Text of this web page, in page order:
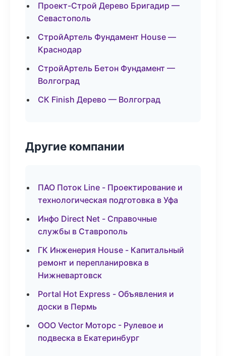
Проект-Строй Дерево Бригадир —
Севастополь
СтройАртель Фундамент House —
Краснодар
СтройАртель Бетон Фундамент —
Волгоград
СК Finish Дерево — Волгоград
Другие компании
ПАО Поток Line - Проектирование и
технологическая подготовка в Уфа
Инфо Direct Net - Справочные
службы в Ставрополь
ГК Инженерия House - Капитальный
ремонт и перепланировка в
Нижневартовск
Portal Hot Express - Объявления и
доски в Пермь
ООО Vector Моторс - Рулевое и
подвеска в Екатеринбург